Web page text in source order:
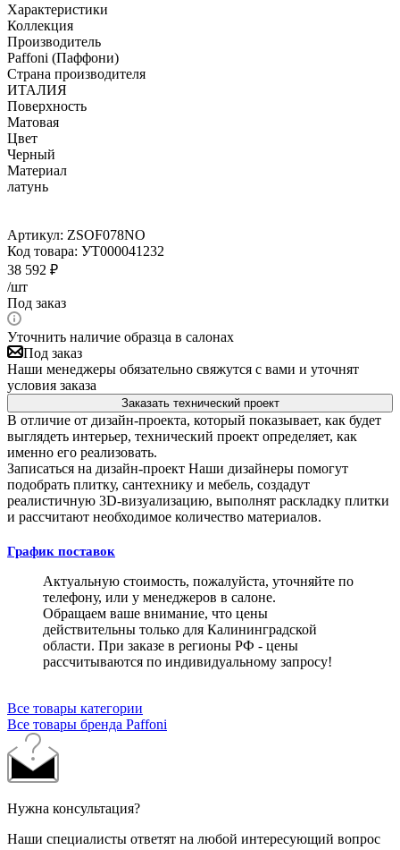
Характеристики
Коллекция
Производитель
Paffoni (Паффони)
Страна производителя
ИТАЛИЯ
Поверхность
Матовая
Цвет
Черный
Материал
латунь
Артикул: ZSOF078NO
Код товара: УТ000041232
38 592 ₽
/шт
Под заказ
Уточнить наличие образца в салонах
Под заказ
Наши менеджеры обязательно свяжутся с вами и уточнят
условия заказа
Заказать технический проект
В отличие от дизайн-проекта, который показывает, как будет
выглядеть интерьер, технический проект определяет, как
именно его реализовать.
Записаться на дизайн-проект Наши дизайнеры помогут
подобрать плитку, сантехнику и мебель, создадут
реалистичную 3D-визуализацию, выполнят раскладку плитки
и рассчитают необходимое количество материалов.
График поставок
Актуальную стоимость, пожалуйста, уточняйте по
телефону, или у менеджеров в салоне.
Обращаем ваше внимание, что цены
действительны только для Калининградской
области. При заказе в регионы РФ - цены
рассчитываются по индивидуальному запросу!
Все товары категории
Все товары бренда Paffoni
Нужна консультация?
Наши специалисты ответят на любой интересующий вопрос